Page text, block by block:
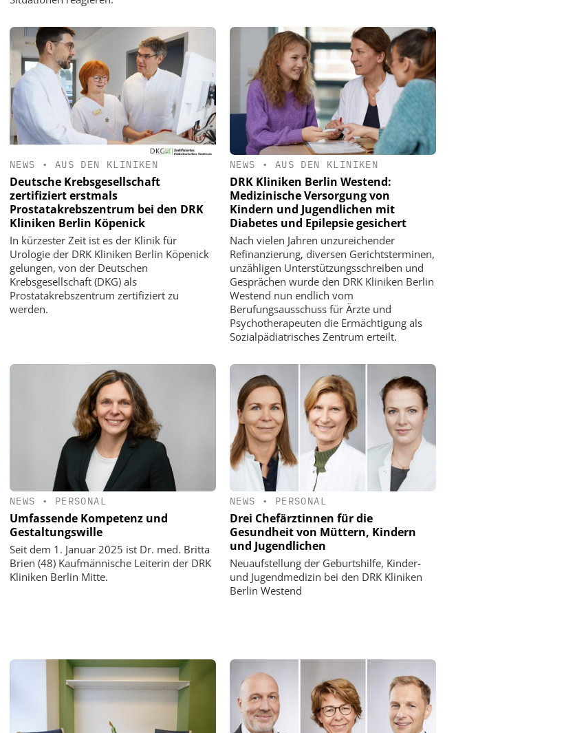
NEWS • AUS DEN KLINIKEN
Deutsche Krebsgesellschaft
zertifiziert erstmals
Prostatakrebszentrum bei den DRK
Kliniken Berlin Köpenick
In kürzester Zeit ist es der Klinik für
Urologie der DRK Kliniken Berlin Köpenick
gelungen, von der Deutschen
Krebsgesellschaft (DKG) als
Prostatakrebszentrum zertifiziert zu
werden.
NEWS • AUS DEN KLINIKEN
DRK Kliniken Berlin Westend:
Medizinische Versorgung von
Kindern und Jugendlichen mit
Diabetes und Epilepsie gesichert
Nach vielen Jahren unzureichender
Refinanzierung, diversen Gerichtsterminen,
unzähligen Unterstützungsschreiben und
Gesprächen wurde den DRK Kliniken Berlin
Westend nun endlich vom
Berufungsausschuss für Ärzte und
Psychotherapeuten die Ermächtigung als
Sozialpädiatrisches Zentrum erteilt.
NEWS • PERSONAL
Umfassende Kompetenz und
Gestaltungswille
Seit dem 1. Januar 2025 ist Dr. med. Britta
Brien (48) Kaufmännische Leiterin der DRK
Kliniken Berlin Mitte.
NEWS • PERSONAL
Drei Chefärztinnen für die
Gesundheit von Müttern, Kindern
und Jugendlichen
Neuaufstellung der Geburtshilfe, Kinder-
und Jugendmedizin bei den DRK Kliniken
Berlin Westend